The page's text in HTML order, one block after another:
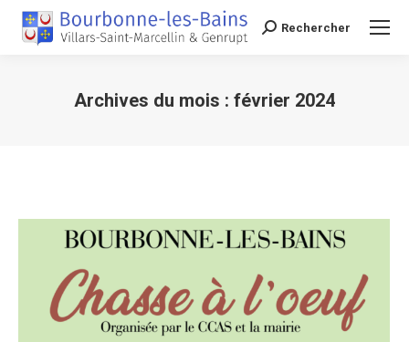
Recherche
Rechercher
Archives du mois : février 2024